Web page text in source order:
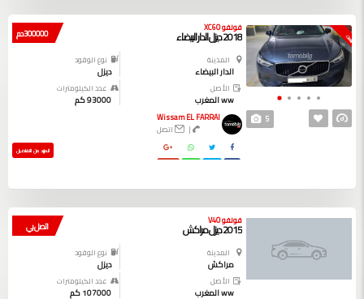
5
بيعت 300000 دم فولفو XC60
2018 ديزل الدار البيضاء
المدينة
الدار البيضاء
نوع الوقود
ديزل
الأصل
ww المغرب
عدد الكيلومترات
93000 كم
Wissam EL FARRAI
|
اتصل
المزيد من التفاصيل
اتصل بي فولفو V40
2015 ديزل مراكش
المدينة
مراكش
نوع الوقود
ديزل
الأصل
ww المغرب
عدد الكيلومترات
107000 كم